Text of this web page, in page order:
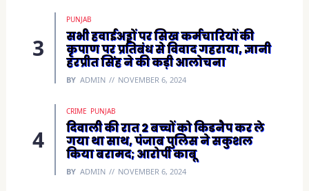
PUNJAB
सभी हवाईअड्डों पर सिख कर्मचारियों की
कृपाण पर प्रतिबंध से विवाद गहराया, ज्ञानी
हरप्रीत सिंह ने की कड़ी आलोचना
BY ADMIN NOVEMBER 6, 2024
CRIME PUNJAB
दिवाली की रात 2 बच्चों को किडनैप कर ले
गया था साथ, पंजाब पुलिस ने सकुशल
किया बरामद; आरोपी काबू
BY ADMIN NOVEMBER 6, 2024